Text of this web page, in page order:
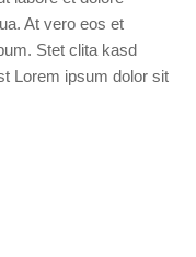
At vero eos et
Stet clita kasd
Lorem ipsum dolor sit